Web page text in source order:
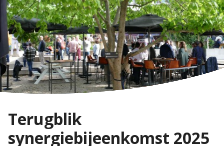
Terugblik
synergiebijeenkomst 2025